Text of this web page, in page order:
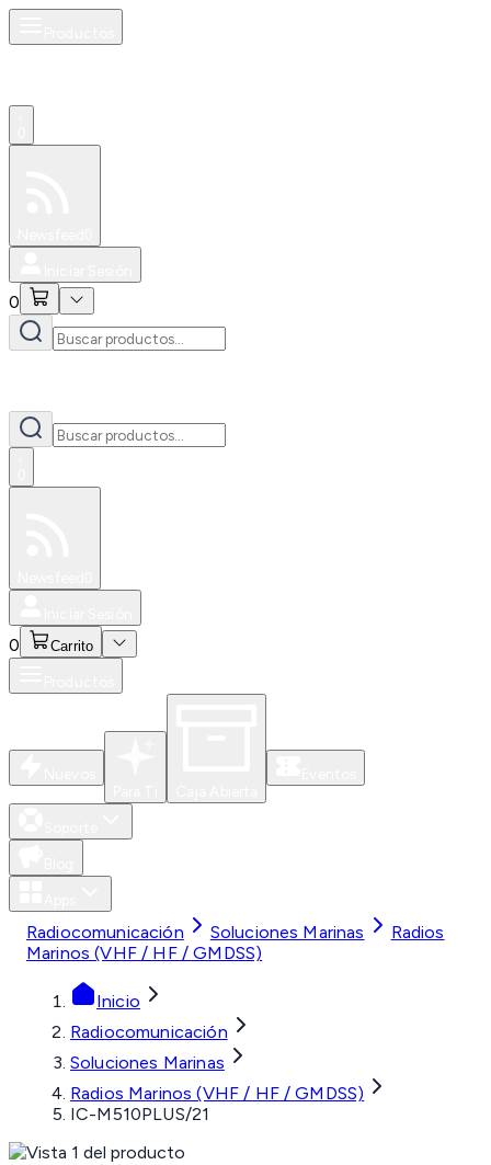
0
0 Carrito
Radiocomunicación Soluciones Marinas
Radios
Marinos (VHF / HF / GMDSS)
Inicio
Radiocomunicación
Soluciones Marinas
Radios Marinos (VHF / HF / GMDSS)
IC-M510PLUS/21